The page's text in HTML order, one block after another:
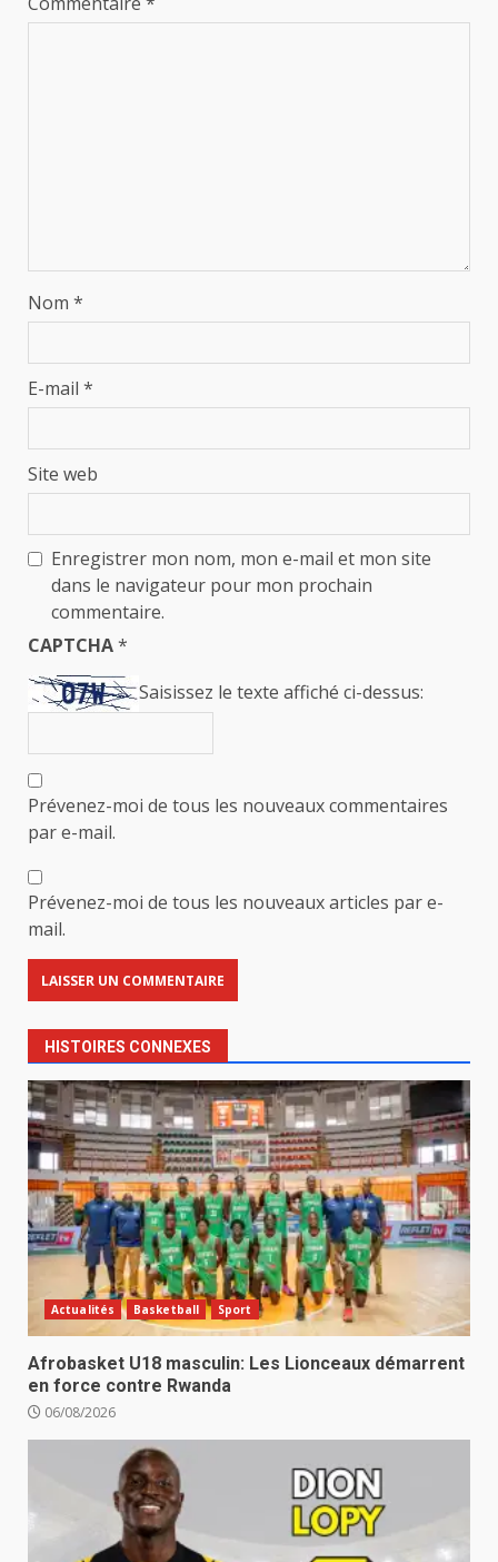
Nom *
E-mail *
Site web
Enregistrer mon nom, mon e-mail et mon site
dans le navigateur pour mon prochain
commentaire.
CAPTCHA*
Saisissez le texte affiché ci-dessus:
Prévenez-moi de tous les nouveaux commentaires
par e-mail.
Prévenez-moi de tous les nouveaux articles par e-
mail.
HISTOIRES CONNEXES
Actualités Basketball Sport
Afrobasket U18 masculin: Les Lionceaux démarrent
en force contre Rwanda
06/08/2026